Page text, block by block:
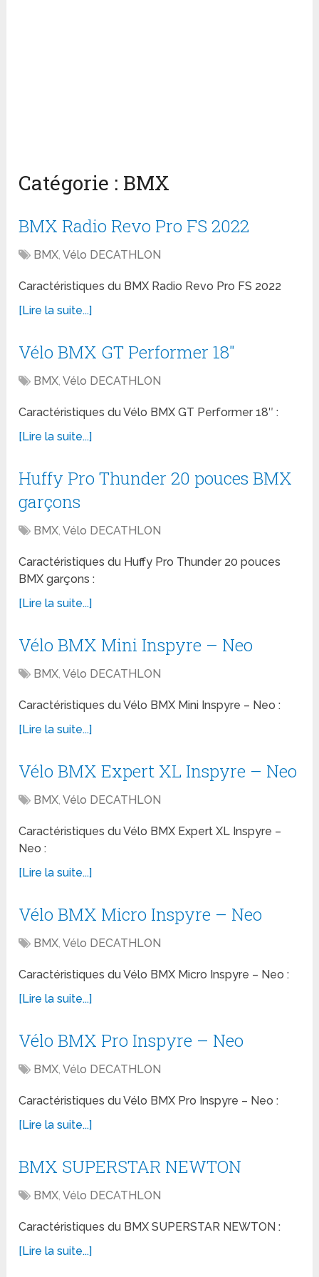
Catégorie : BMX
BMX Radio Revo Pro FS 2022
BMX,Vélo DECATHLON
Caractéristiques du BMX Radio Revo Pro FS 2022
[Lire la suite...]
Vélo BMX GT Performer 18″
BMX,Vélo DECATHLON
Caractéristiques du Vélo BMX GT Performer 18″ :
[Lire la suite...]
Huffy Pro Thunder 20 pouces BMX
garçons
BMX,Vélo DECATHLON
Caractéristiques du Huffy Pro Thunder 20 pouces
BMX garçons :
[Lire la suite...]
Vélo BMX Mini Inspyre – Neo
BMX,Vélo DECATHLON
Caractéristiques du Vélo BMX Mini Inspyre – Neo :
[Lire la suite...]
Vélo BMX Expert XL Inspyre – Neo
BMX,Vélo DECATHLON
Caractéristiques du Vélo BMX Expert XL Inspyre –
Neo :
[Lire la suite...]
Vélo BMX Micro Inspyre – Neo
BMX,Vélo DECATHLON
Caractéristiques du Vélo BMX Micro Inspyre – Neo :
[Lire la suite...]
Vélo BMX Pro Inspyre – Neo
BMX,Vélo DECATHLON
Caractéristiques du Vélo BMX Pro Inspyre – Neo :
[Lire la suite...]
BMX SUPERSTAR NEWTON
BMX,Vélo DECATHLON
Caractéristiques du BMX SUPERSTAR NEWTON :
[Lire la suite...]